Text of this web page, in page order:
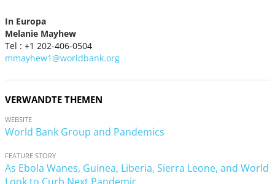
In Europa
Melanie Mayhew
Tel : +1 202-406-0504
mmayhew1@worldbank.org
VERWANDTE THEMEN
WEBSITE
World Bank Group and Pandemics
FEATURE STORY
As Ebola Wanes, Guinea, Liberia, Sierra Leone, and World